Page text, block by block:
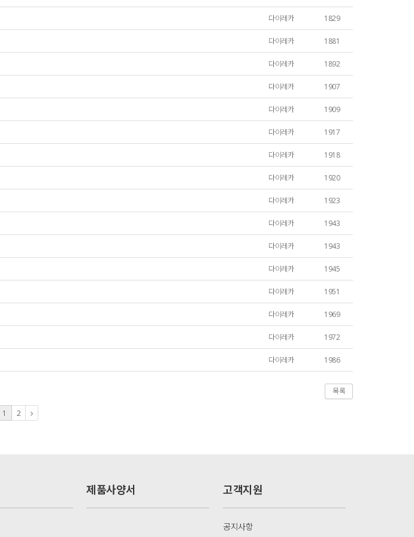
다이레카 1829
다이레카 1881
다이레카 1892
다이레카 1907
다이레카 1909
다이레카 1917
다이레카 1918
다이레카 1920
다이레카 1923
다이레카 1943
다이레카 1943
다이레카 1945
다이레카 1951
다이레카 1969
다이레카 1972
다이레카 1986
목록
1 2
제품사양서 고객지원
공지사항